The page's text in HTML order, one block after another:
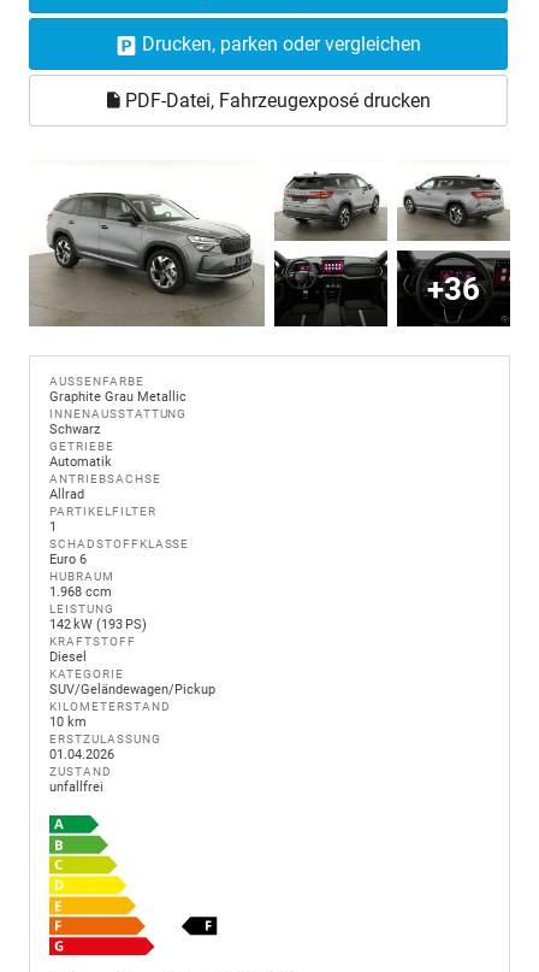
Drucken, parken oder vergleichen
PDF-Datei, Fahrzeugexposé drucken
+36
AUSSENFARBE
Graphite Grau Metallic
INNENAUSSTATTUNG
Schwarz
GETRIEBE
Automatik
ANTRIEBSACHSE
Allrad
PARTIKELFILTER
1
SCHADSTOFFKLASSE
Euro 6
HUBRAUM
1.968 ccm
LEISTUNG
142 kW (193 PS)
KRAFTSTOFF
Diesel
KATEGORIE
SUV/Geländewagen/Pickup
KILOMETERSTAND
10 km
ERSTZULASSUNG
01.04.2026
ZUSTAND
unfallfrei